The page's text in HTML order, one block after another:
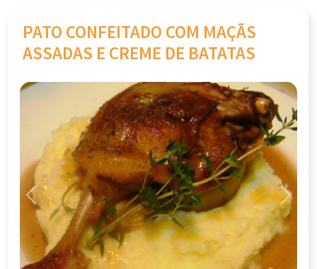
PATO CONFEITADO COM MAÇÃS
ASSADAS E CREME DE BATATAS
Previous Next